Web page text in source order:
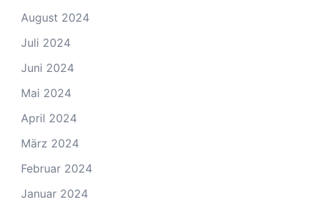
August 2024
Juli 2024
Juni 2024
Mai 2024
April 2024
März 2024
Februar 2024
Januar 2024